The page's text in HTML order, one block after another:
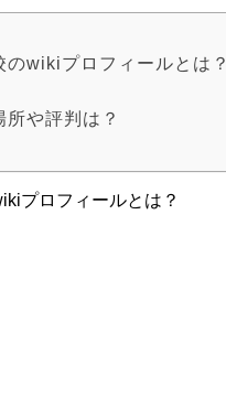
wikiプロフィールとは？
や評判は？
プロフィールとは？